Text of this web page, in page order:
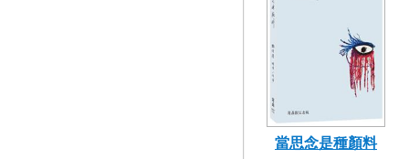
當思念是種顏料